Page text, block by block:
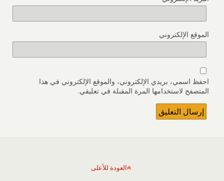
الموقع الإلكتروني
احفظ اسمي، بريدي الإلكتروني، والموقع الإلكتروني في هذا
المتصفح لاستخدامها المرة المقبلة في تعليقي.
العودة للأعلى